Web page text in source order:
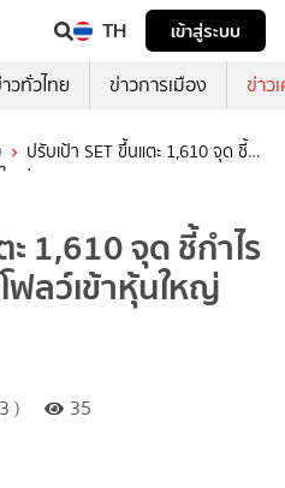
TH
เข้าสู่ระบบ
วทั่วไทย ข่าวการเมือง ข่าว
ปรับเป้า SET ขึ้นแตะ 1,610 จุด ชี้
หญ่
ะ 1,610 จุด ชี้กำไร
ลว์เข้าหุ้นใหญ่
)
35